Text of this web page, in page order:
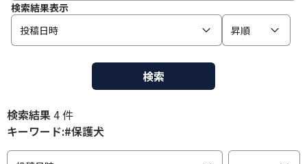
検索結果表示
投稿日時
昇順
検索
検索結果4 件
キーワード:#保護犬